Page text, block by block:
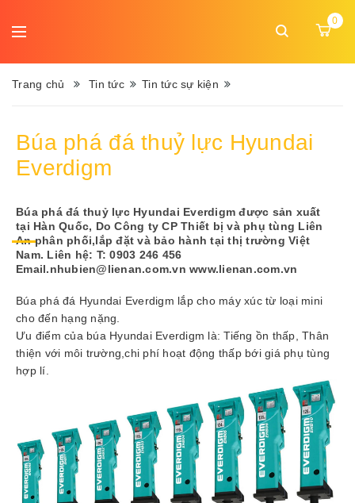
MỤC
ngữ:
chủ
Giới
Sản
phẩm
Dịch
vụ
Tin
tức
0
Trang chủ Tin tức Tin tức sự kiện
Búa phá đá thuỷ lực Hyundai
Everdigm
Búa phá đá thuỷ lực Hyundai Everdigm được sản xuất
tại Hàn Quốc, Do Công ty CP Thiết bị và phụ tùng Liên
An phân phối,lắp đặt và bảo hành tại thị trường Việt
Nam. Liên hệ: T: 0903 246 456
Email.nhubien@lienan.com.vn www.lienan.com.vn
Búa phá đá Hyundai Everdigm lắp cho máy xúc từ loại mini
cho đến hạng nặng.
Ưu điểm của búa Hyundai Everdigm là: Tiếng ồn thấp, Thân
thiện với môi trường,chi phí hoạt động thấp bới giá phụ tùng
hợp lí.